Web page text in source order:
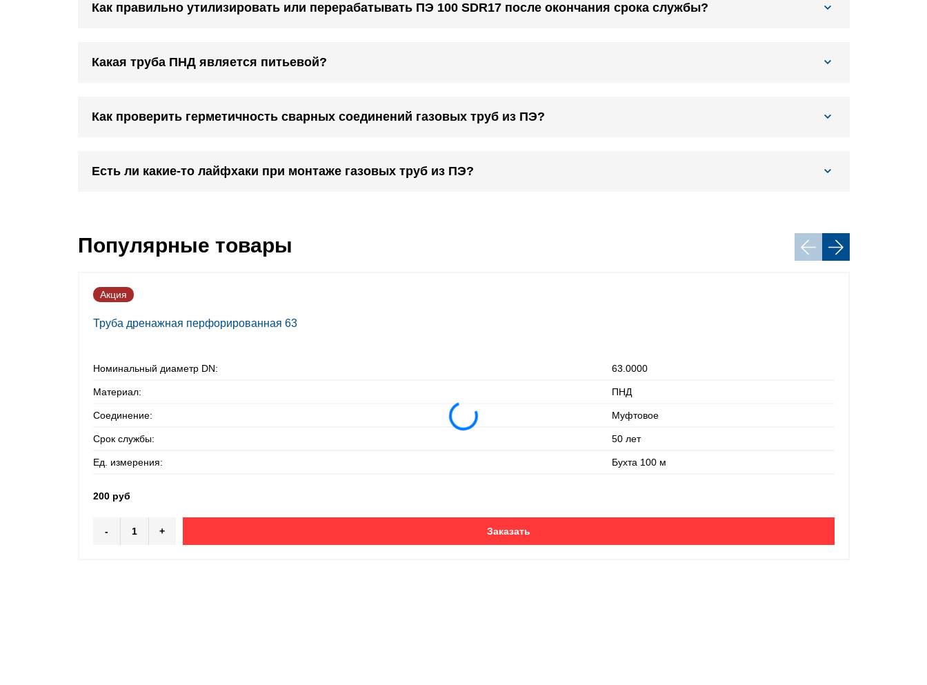
Как правильно утилизировать или перерабатывать ПЭ 100 SDR17 после окончания срока службы?
Какая труба ПНД является питьевой?
Как проверить герметичность сварных соединений газовых труб из ПЭ?
Есть ли какие-то лайфхаки при монтаже газовых труб из ПЭ?
Популярные товары
Акция
Труба дренажная перфорированная 63
Номинальный диаметр DN: 63.0000
Материал: ПНД
Соединение: Муфтовое
Срок службы: 50 лет
Ед. измерения: Бухта 100 м
200 руб
- + Заказать